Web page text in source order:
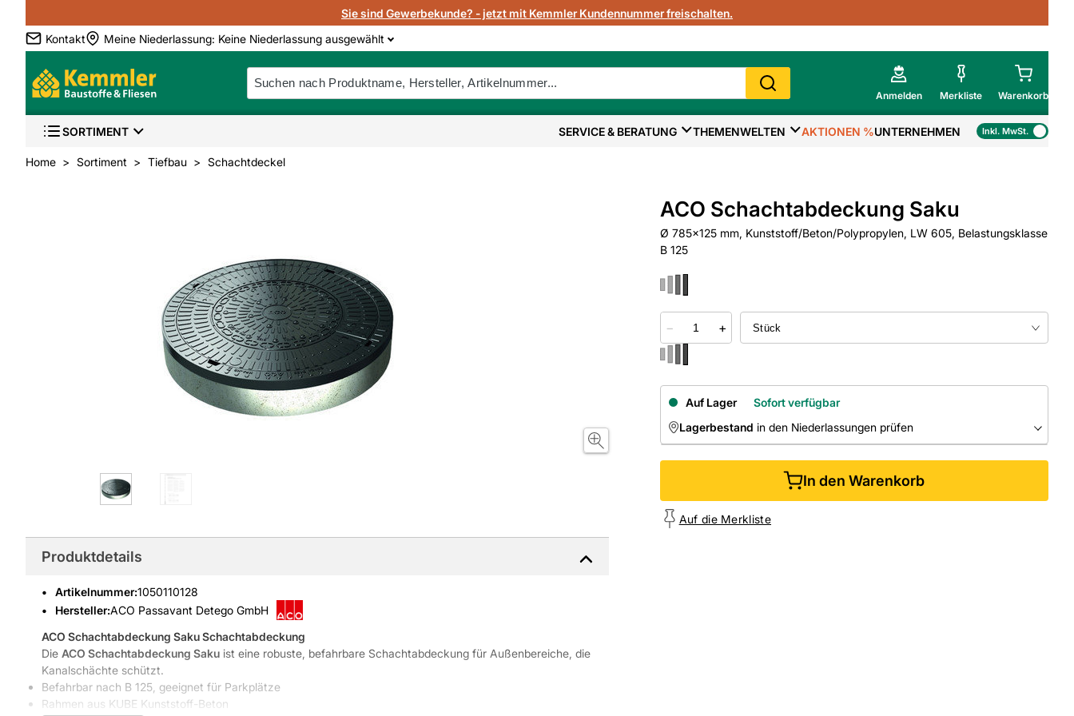
Sie sind Gewerbekunde? - jetzt mit Kemmler Kundennummer freischalten.
Kontakt
Meine Niederlassung: Keine Niederlassung ausgewählt
Anmelden Merkliste Warenkorb
Mein Warenkorb
Zur Kasse
SORTIMENT SERVICE & BERATUNG THEMENWELTEN AKTIONEN %UNTERNEHMEN Inkl. MwSt.
Home Sortiment Tiefbau Schachtdeckel
ACO Schachtabdeckung Saku
Ø 785x125 mm, Kunststoff/Beton/Polypropylen, LW 605, Belastungsklasse
B 125
− +
Auf Lager
Sofort verfügbar
Lagerbestand in den Niederlassungen prüfen
NIEDERLASSUNGEN
In den Warenkorb
Auf die Merkliste
Produktdetails
Artikelnummer:1050110128
Hersteller:ACO Passavant Detego GmbH
ACO Schachtabdeckung SakuSchachtabdeckung
Die ACO Schachtabdeckung Saku ist eine robuste, befahrbare Schachtabdeckung für Außenbereiche, die
Kanalschächte schützt.
Befahrbar nach B 125, geeignet für Parkplätze
Rahmen aus KUBE Kunststoff-Beton